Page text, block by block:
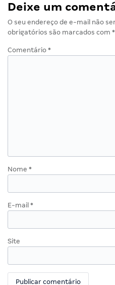
Deixe um
O seu endereço de e-mail não
obrigatórios são marcados com *
Comentário *
Nome *
E-mail *
Site